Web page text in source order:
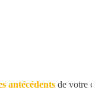
antécédents de votre